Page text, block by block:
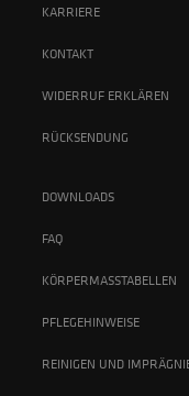
KARRIERE
KONTAKT
WIDERRUF ERKLÄREN
RÜCKSENDUNG
DOWNLOADS
FAQ
KÖRPERMASSTABELLEN
PFLEGEHINWEISE
REINIGEN UND